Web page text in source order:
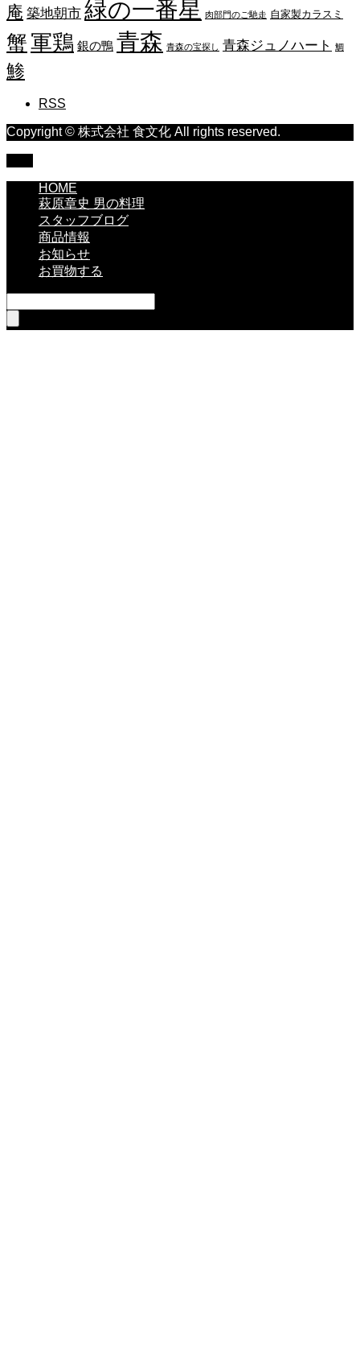
庵 築地朝市 緑の一番星 肉部門のご馳走 自家製カラスミ
蟹軍鶏 銀の鴨 青森 青森の宝探し 青森ジュノハート 鯛
鯵
RSS
Copyright © 株式会社 食文化 All rights reserved.
HOME
萩原章史 男の料理
スタッフブログ
商品情報
お知らせ
お買物する